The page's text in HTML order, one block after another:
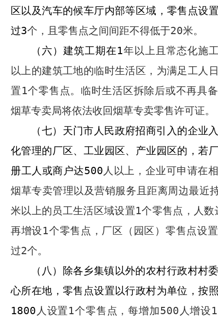
区以及汽车的候车厅内部等区域，零售点设
过3个，且零售点之间间距不得低于20米。
（六）建筑工期在1年以上且常态化施
以上的建筑工地的临时生活区，为满足工人
置1个零售点。临时生活区拆除后或不再具
烟草专卖局将依法收回烟草专卖零售许可证。
（七） 天门市人民政府招商引入的企业
化管理的厂区、工业园区、产业园区的，若
册工人或商户达500人以上，企业可申请在
烟草专卖管理以及营销服务且距离周边最近
米以上的员工生活区域设置1个零售点，人数
再增设1个零售点，厂区（园区）零售点设
过2个。
（八） 除各乡集镇以外的农村行政村村
心所在地，零售点设置以行政村为单位，按
1800 人设置1个零售点，每增加500 人增设1